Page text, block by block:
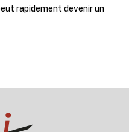
rapidement devenir un